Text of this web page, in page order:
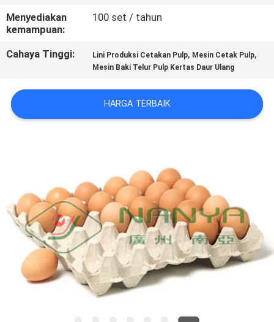
HUBUNGI
KAMI
BERITA
SITEMAP
POLICY
Menyediakan
kemampuan:
100 set / tahun
Cahaya Tinggi: Lini Produksi Cetakan Pulp, Mesin Cetak Pulp,
Mesin Baki Telur Pulp Kertas Daur Ulang
HARGA TERBAIK